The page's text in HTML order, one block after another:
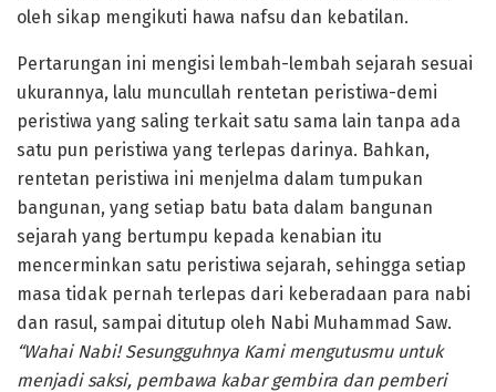
oleh sikap mengikuti hawa nafsu dan kebatilan.
Pertarungan ini mengisi lembah-lembah sejarah sesuai
ukurannya, lalu muncullah rentetan peristiwa-demi
peristiwa yang saling terkait satu sama lain tanpa ada
satu pun peristiwa yang terlepas darinya. Bahkan,
rentetan peristiwa ini menjelma dalam tumpukan
bangunan, yang setiap batu bata dalam bangunan
sejarah yang bertumpu kepada kenabian itu
mencerminkan satu peristiwa sejarah, sehingga setiap
masa tidak pernah terlepas dari keberadaan para nabi
dan rasul, sampai ditutup oleh Nabi Muhammad Saw.
“Wahai Nabi! Sesungguhnya Kami mengutusmu untuk
menjadi saksi, pembawa kabar gembira dan pemberi